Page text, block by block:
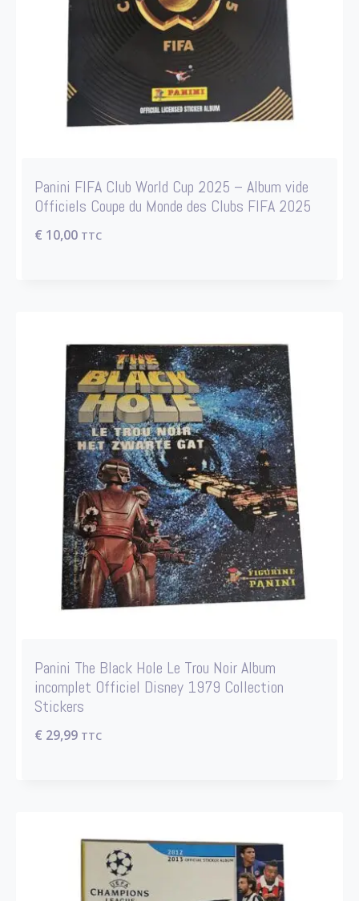
Panini FIFA Club World Cup 2025 – Album vide
Officiels Coupe du Monde des Clubs FIFA 2025
€ 10,00 TTC
Panini The Black Hole Le Trou Noir Album
incomplet Officiel Disney 1979 Collection
Stickers
€ 29,99 TTC